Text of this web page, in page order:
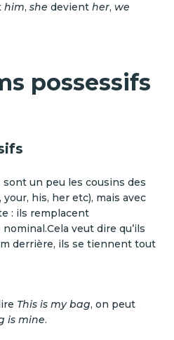
him, she devient her, we
possessifs
sont un peu les cousins des
your, his, her etc), mais avec
: ils remplacent
veut dire qu’ils
derrière, ils se tiennent tout
This is my bag, on peut
is mine.